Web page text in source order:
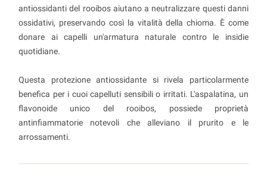
antiossidanti del rooibos aiutano a neutralizzare questi danni
ossidativi, preservando così la vitalità della chioma. È come
donare ai capelli un'armatura naturale contro le insidie
quotidiane.
Questa protezione antiossidante si rivela particolarmente
benefica per i cuoi capelluti sensibili o irritati. L'aspalatina, un
flavonoide unico del rooibos, possiede proprietà
antinfiammatorie notevoli che alleviano il prurito e le
arrossamenti.